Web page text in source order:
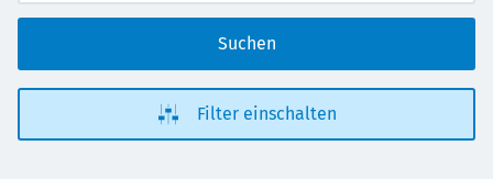
Suchen
Filter einschalten